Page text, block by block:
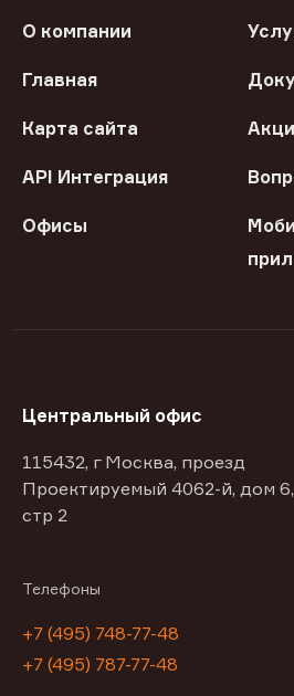
О компании
Главная
Карта сайта
API Интеграция
Офисы
Центральный офис
115432, г Москва, проезд
Проектируемый 4062-й, дом 6,
стр 2
Телефоны
+7 (495) 748-77-48
+7 (495) 787-77-48